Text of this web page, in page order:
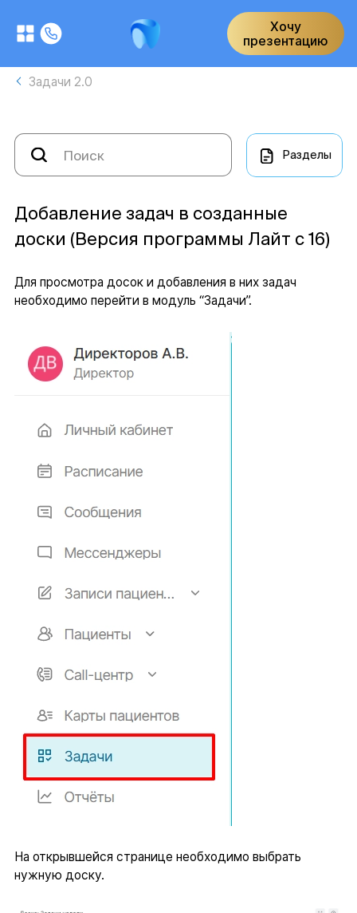
Хочу
презентацию
Задачи 2.0
Разделы
Добавление задач в созданные
доски (Версия программы Лайт с 16)
Для просмотра досок и добавления в них задач
необходимо перейти в модуль “Задачи”.
На открывшейся странице необходимо выбрать
нужную доску.